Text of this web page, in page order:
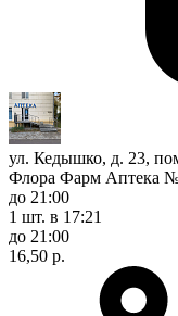
ул. Кедышко, д. 23,
Флора Фарм Аптека
до 21:00
1 шт. в 17:21
до 21:00
16,50 р.